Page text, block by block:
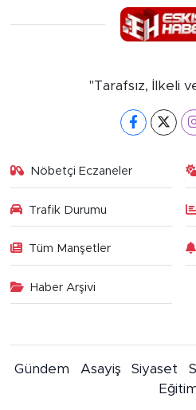
"Tarafsız, İlkeli
Nöbetçi Eczaneler
Trafik Durumu
Tüm Manşetler
Haber Arşivi
Gündem Asayiş Siyaset